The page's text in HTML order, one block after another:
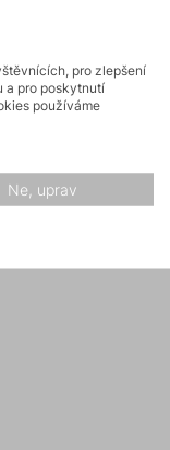
pro zlepšení
a pro poskytnutí
používáme
Ne, uprav